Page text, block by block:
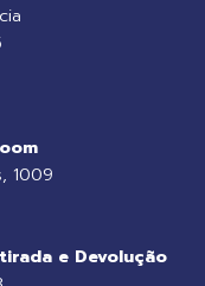
1009
e Devolução